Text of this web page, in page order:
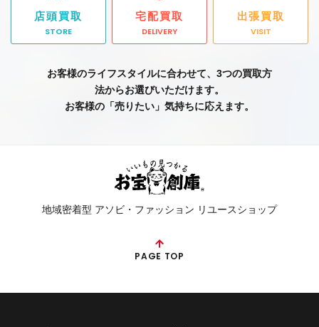
店頭買取
STORE
宅配買取
DELIVERY
出張買取
VISIT
お客様のライフスタイルに合わせて、3つの買取方
法からお選びいただけます。
お客様の「売りたい」気持ちに応えます。
地域密着型 アソビ・ファッション リユースショップ
PAGE TOP